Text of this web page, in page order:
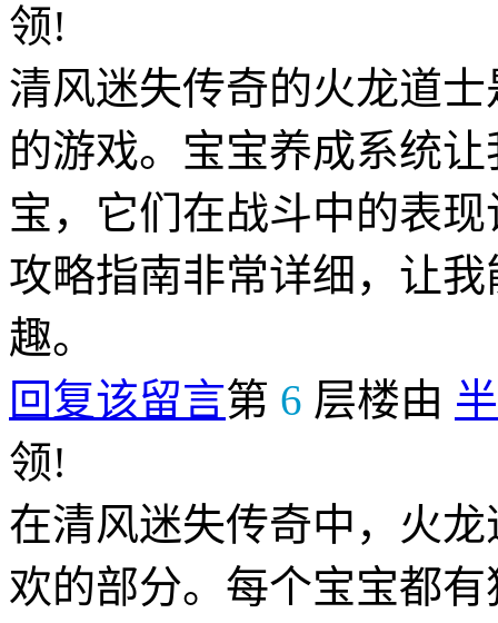
领!
清风迷失传奇的火龙道
的游戏。宝宝养成系统
宝，它们在战斗中的表
攻略指南非常详细，让
趣。
回复该留言第 6 层楼由
领!
在清风迷失传奇中，火
欢的部分。每个宝宝都